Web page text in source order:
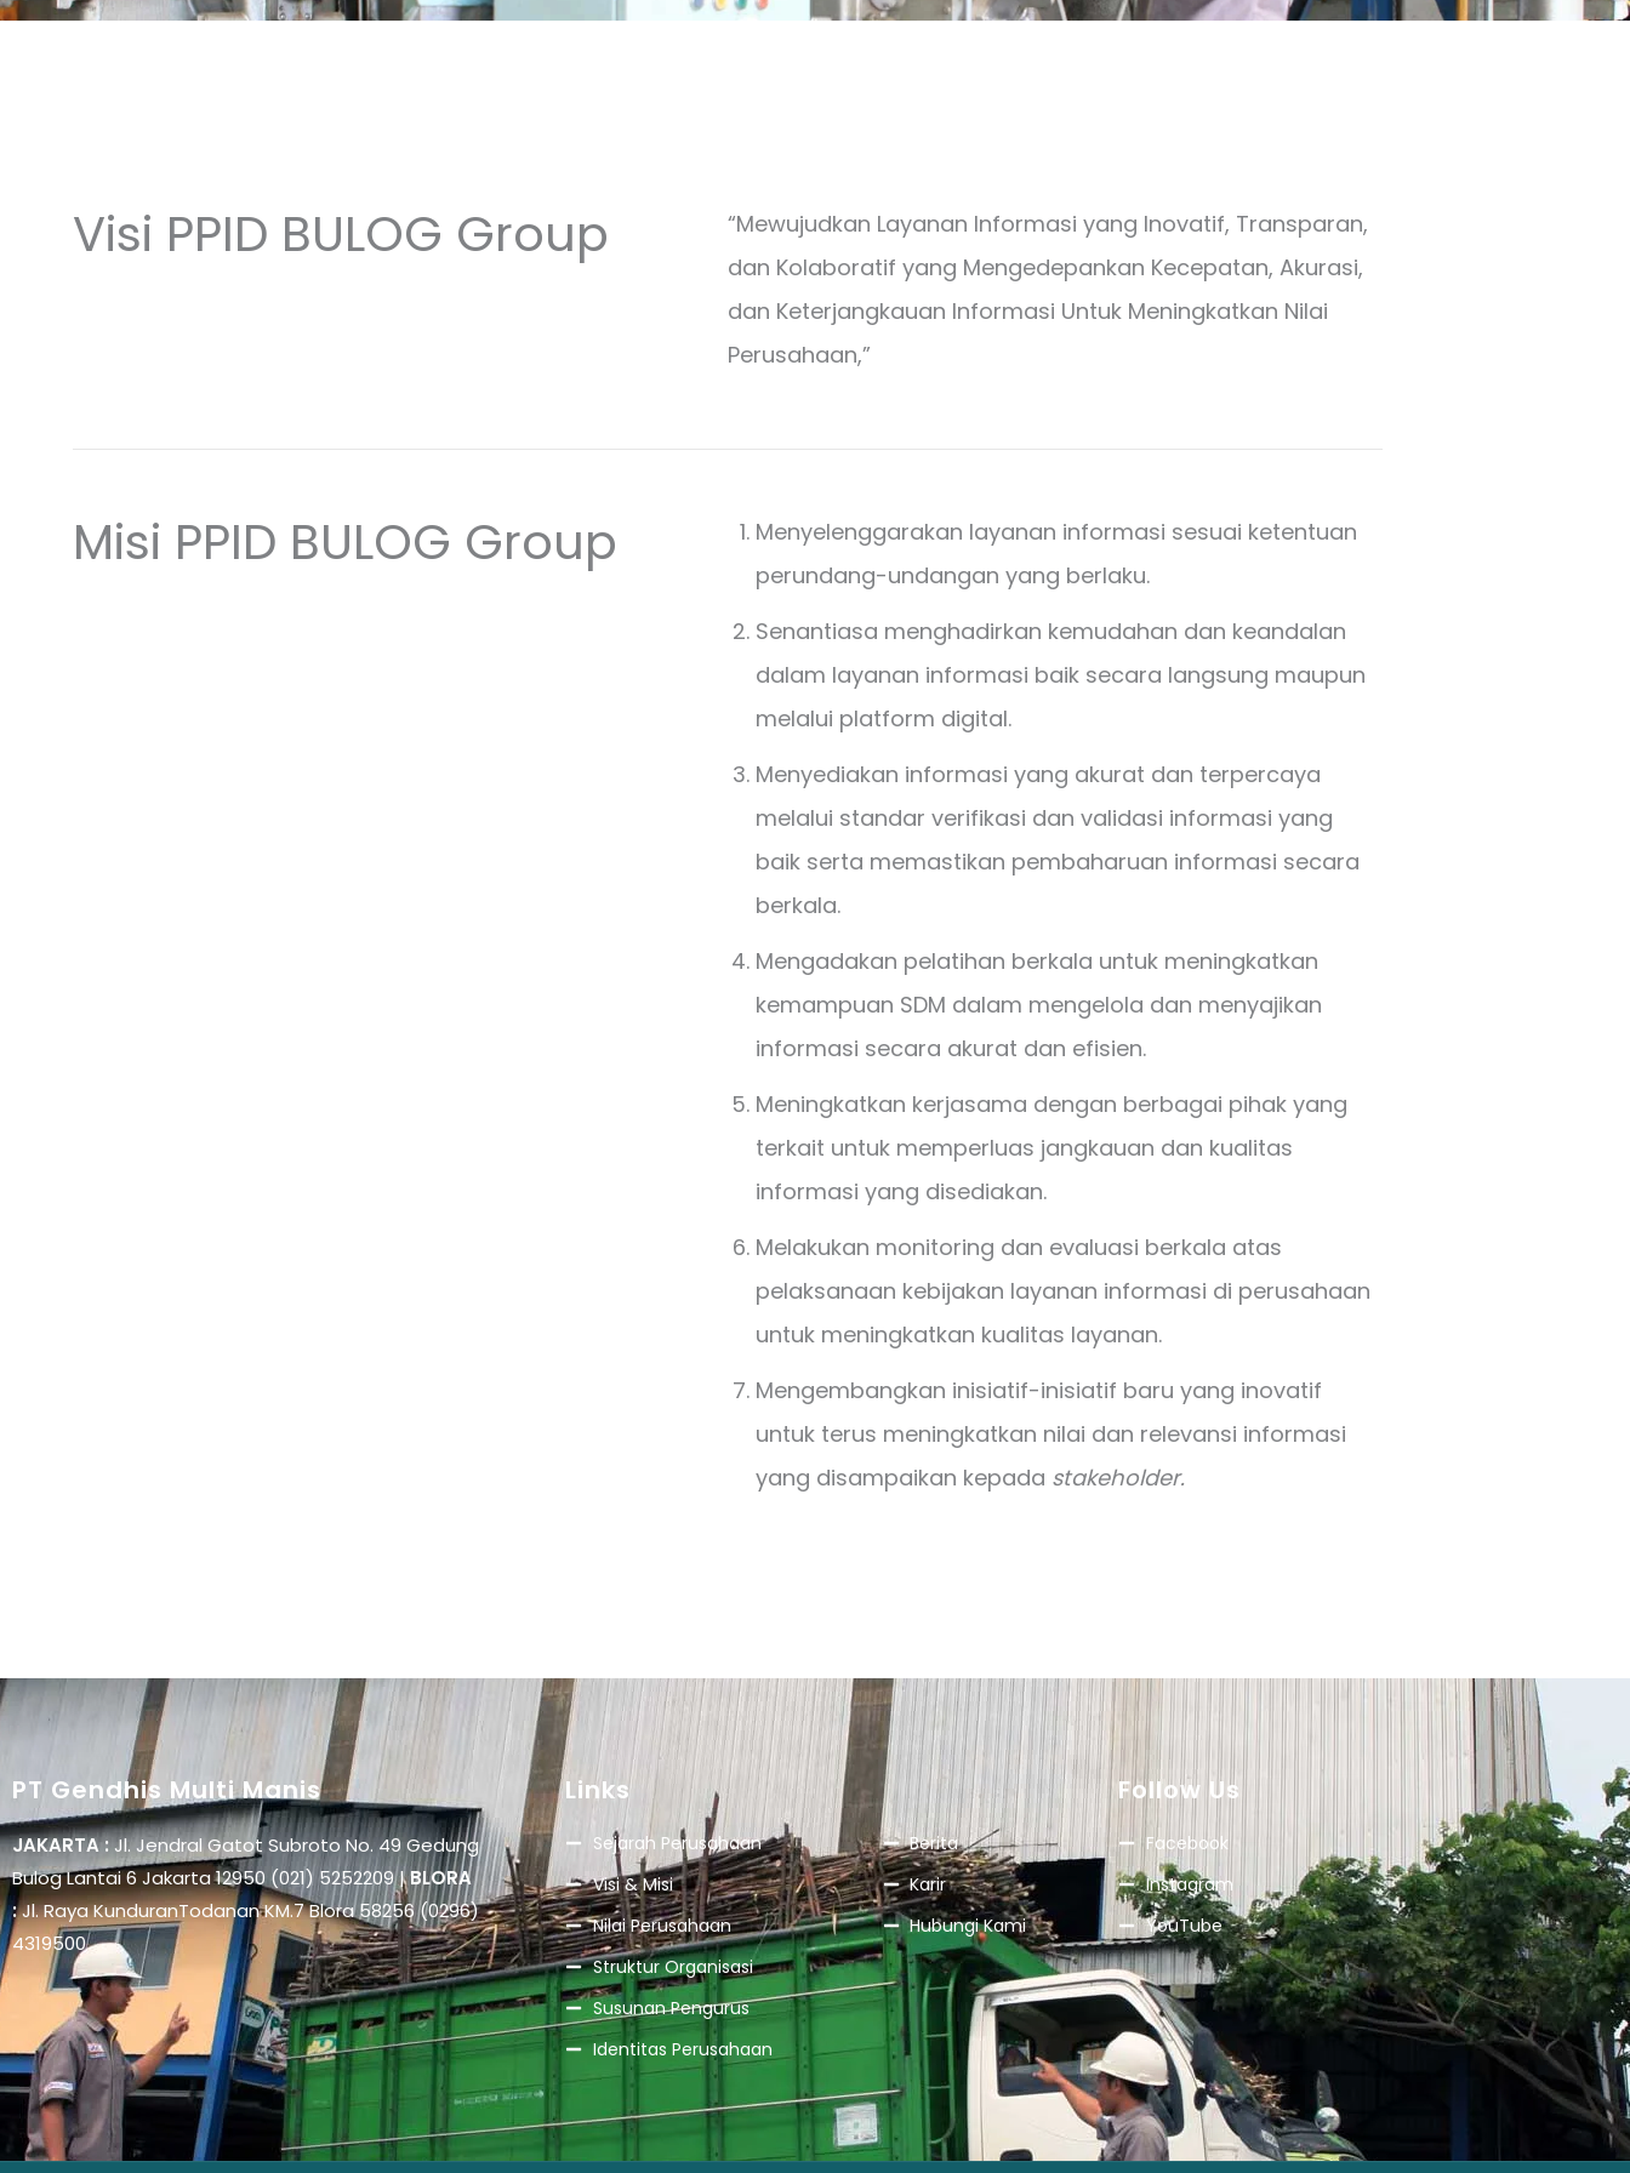
Visi PPID BULOG Group
“Mewujudkan Layanan Informasi yang Inovatif, Transparan,
dan Kolaboratif yang Mengedepankan Kecepatan, Akurasi,
dan Keterjangkauan Informasi Untuk Meningkatkan Nilai
Perusahaan,”
Misi PPID BULOG Group
Menyelenggarakan layanan informasi sesuai ketentuan
perundang-undangan yang berlaku.
Senantiasa menghadirkan kemudahan dan keandalan
dalam layanan informasi baik secara langsung maupun
melalui platform digital.
Menyediakan informasi yang akurat dan terpercaya
melalui standar verifikasi dan validasi informasi yang
baik serta memastikan pembaharuan informasi secara
berkala.
Mengadakan pelatihan berkala untuk meningkatkan
kemampuan SDM dalam mengelola dan menyajikan
informasi secara akurat dan efisien.
Meningkatkan kerjasama dengan berbagai pihak yang
terkait untuk memperluas jangkauan dan kualitas
informasi yang disediakan.
Melakukan monitoring dan evaluasi berkala atas
pelaksanaan kebijakan layanan informasi di perusahaan
untuk meningkatkan kualitas layanan.
Mengembangkan inisiatif-inisiatif baru yang inovatif
untuk terus meningkatkan nilai dan relevansi informasi
yang disampaikan kepada stakeholder.
PT Gendhis Multi Manis
JAKARTA :Jl. Jendral Gatot Subroto No. 49 Gedung
Bulog Lantai 6 Jakarta 12950 (021) 5252209 |BLORA
:Jl. Raya KunduranTodanan KM.7 Blora 58256 (0296)
4319500
Links
Sejarah Perusahaan
Visi & Misi
Nilai Perusahaan
Struktur Organisasi
Susunan Pengurus
Identitas Perusahaan
Berita
Karir
Hubungi Kami
Follow Us
Facebook
Instagram
YouTube